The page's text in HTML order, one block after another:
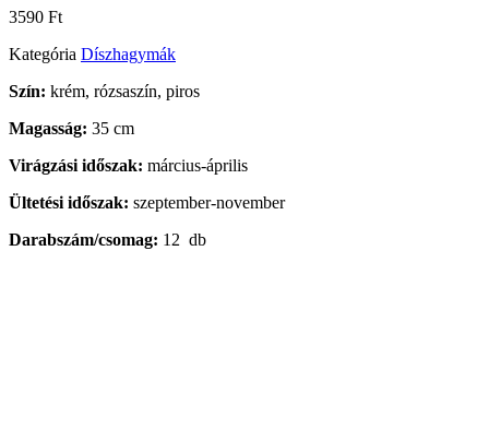
3590 Ft
Kategória Díszhagymák
Szín: krém, rózsaszín, piros
Magasság: 35 cm
Virágzási időszak: március-április
Ültetési időszak: szeptember-november
Darabszám/csomag: 12 db